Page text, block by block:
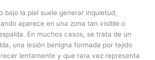
bajo la piel suele generar inquietud,
aparece en una zona tan visible o
En muchos casos, se trata de un
una lesión benigna formada por tejido
lentamente y que rara vez representa